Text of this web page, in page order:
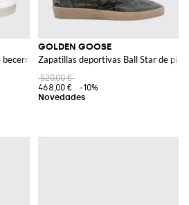
con logo en contraste
GOLDEN GOOSE
Zapatillas deportivas Ball Star de
520,00 €
468,00 €
-10%